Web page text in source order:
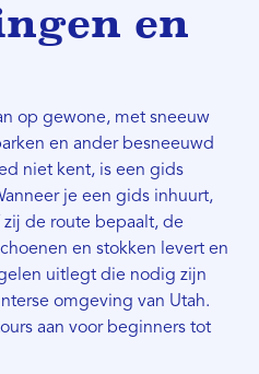
en
op gewone, met sneeuw
en ander besneeuwd
niet kent, is een gids
je een gids inhuurt,
de route bepaalt, de
en stokken levert en
uitlegt die nodig zijn
omgeving van Utah.
aan voor beginners tot